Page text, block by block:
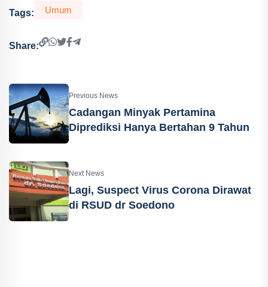
Tags: Umum
Share:
Previous News
Cadangan Minyak Pertamina
Diprediksi Hanya Bertahan 9 Tahun
Next News
Lagi, Suspect Virus Corona Dirawat
di RSUD dr Soedono